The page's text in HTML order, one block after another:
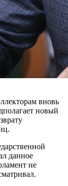
вновь
новый
данное
не